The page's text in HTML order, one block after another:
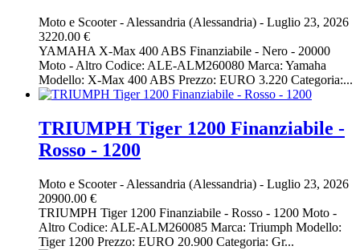
Moto e Scooter-Alessandria (Alessandria) - Luglio 23, 2026
3220.00 €
YAMAHA X-Max 400 ABS Finanziabile - Nero - 20000
Moto - Altro Codice: ALE-ALM260080 Marca: Yamaha
Modello: X-Max 400 ABS Prezzo: EURO 3.220 Categoria:...
TRIUMPH Tiger 1200 Finanziabile -
Rosso - 1200
Moto e Scooter- Alessandria (Alessandria) - Luglio 23, 2026
20900.00 €
TRIUMPH Tiger 1200 Finanziabile - Rosso - 1200 Moto -
Altro Codice: ALE-ALM260085 Marca: Triumph Modello:
Tiger 1200 Prezzo: EURO 20.900 Categoria: Gr...